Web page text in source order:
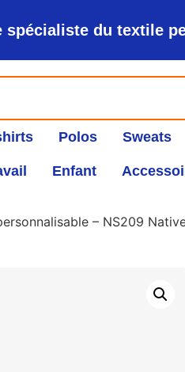
spécialiste du textile
Polos Sweats
Enfant
– NS209